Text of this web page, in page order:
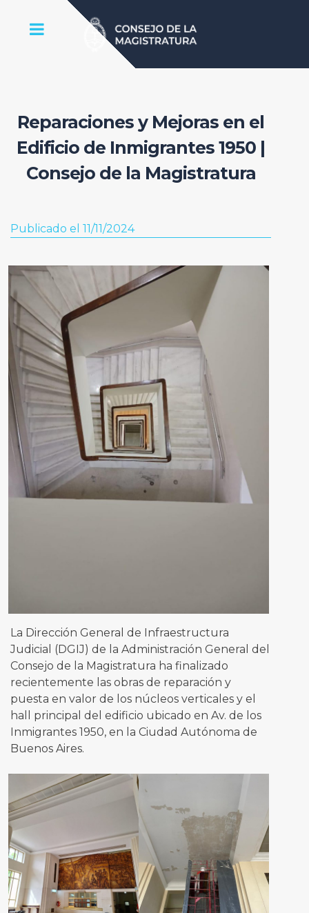
Reparaciones y Mejoras en el
Edificio de Inmigrantes 1950 |
Consejo de la Magistratura
Publicado el 11/11/2024
La Dirección General de Infraestructura
Judicial (DGIJ) de la Administración General del
Consejo de la Magistratura ha finalizado
recientemente las obras de reparación y
puesta en valor de los núcleos verticales y el
hall principal del edificio ubicado en Av. de los
Inmigrantes 1950, en la Ciudad Autónoma de
Buenos Aires.